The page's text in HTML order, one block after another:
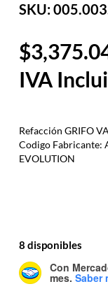
SKU:
Refacción GRIFO
Codigo Fabricante:
EVOLUTION
8 disponibles
Con
mes. Saber